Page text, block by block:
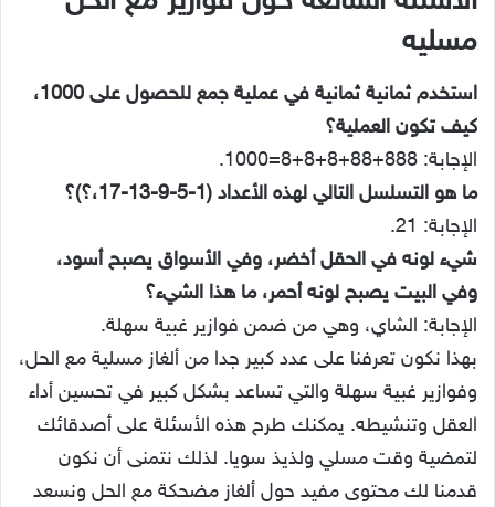
مسليه
استخدم ثمانية ثمانية في عملية جمع للحصول على 1000،
كيف تكون العملية؟
الإجابة: 888+88+8+8+8=1000.
ما هو التسلسل التالي لهذه الأعداد (1-5-9-13-17،؟)؟
الإجابة: 21.
شيء لونه في الحقل أخضر، وفي الأسواق يصبح أسود،
وفي البيت يصبح لونه أحمر، ما هذا الشيء؟
الإجابة: الشاي، وهي من ضمن فوازير غبية سهلة.
بهذا نكون تعرفنا على عدد كبير جدا من ألغاز مسلية مع الحل،
وفوازير غبية سهلة والتي تساعد بشكل كبير في تحسين أداء
العقل وتنشيطه. يمكنك طرح هذه الأسئلة على أصدقائك
لتمضية وقت مسلي ولذيذ سويا. لذلك نتمنى أن نكون
قدمنا لك محتوى مفيد حول ألغاز مضحكة مع الحل ونسعد